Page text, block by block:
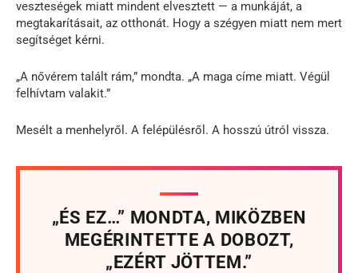
veszteségek miatt mindent elvesztett — a munkáját, a
megtakarításait, az otthonát. Hogy a szégyen miatt nem mert
segítséget kérni.
„A nővérem talált rám,” mondta. „A maga címe miatt. Végül
felhívtam valakit.”
Mesélt a menhelyről. A felépülésről. A hosszú útról vissza.
„ÉS EZ…” MONDTA, MIKÖZBEN
MEGÉRINTETTE A DOBOZT,
„EZÉRT JÖTTEM.”